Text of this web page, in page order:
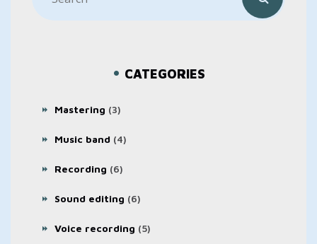
CATEGORIES
Mastering (3)
Music band (4)
Recording (6)
Sound editing (6)
Voice recording (5)